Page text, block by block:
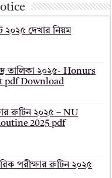
২০২৫ দেখার নিয়ম
তালিকা ২০২৫- Honurs
pdf Download
রুটিন ২০২৫ – NU
2025 pdf
পরীক্ষার ‍রুটিন ২০২৫